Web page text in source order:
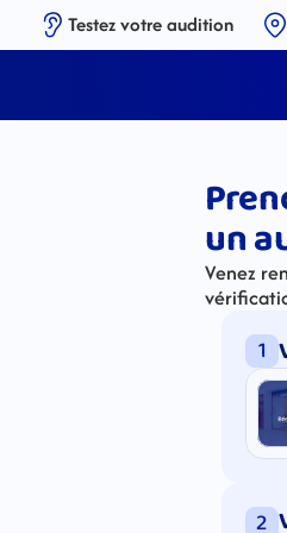
Testez votre audition
un
Venez
1
2